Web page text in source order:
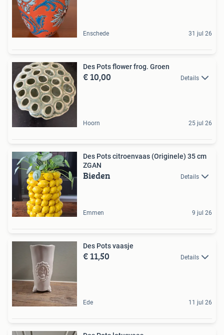
Enschede 31 jul 26
Des Pots flower frog. Groen
€ 10,00 Details
Hoorn 25 jul 26
Des Pots citroenvaas (Originele) 35 cm
ZGAN
Bieden Details
Emmen 9 jul 26
Des Pots vaasje
€ 11,50 Details
Ede 11 jul 26